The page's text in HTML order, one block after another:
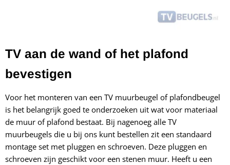
TV aan de wand of het plafond
bevestigen
Voor het monteren van een TV muurbeugel of plafondbeugel
is het belangrijk goed te onderzoeken uit wat voor materiaal
de muur of plafond bestaat. Bij nagenoeg alle TV
muurbeugels die u bij ons kunt bestellen zit een standaard
montage set met pluggen en schroeven. Deze pluggen en
schroeven zijn geschikt voor een stenen muur. Heeft u een